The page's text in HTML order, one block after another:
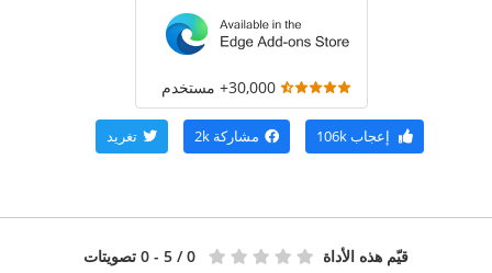
30,000+ مستخدم
إعجاب106k مشاركة 2k تغريد
قيّم هذه الأداة 0 / 5 - 0 تصويتات